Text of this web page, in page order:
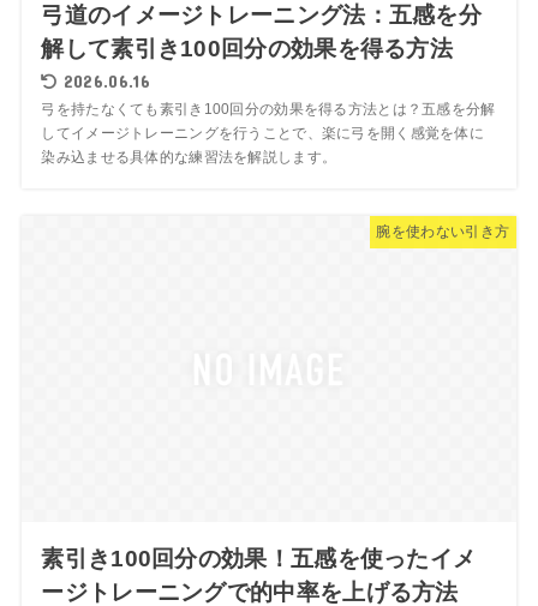
弓道のイメージトレーニング法：五感を分
解して素引き100回分の効果を得る方法
2026.06.16
弓を持たなくても素引き100回分の効果を得る方法とは？五感を分解
してイメージトレーニングを行うことで、楽に弓を開く感覚を体に
染み込ませる具体的な練習法を解説します。
腕を使わない引き方
素引き100回分の効果！五感を使ったイメ
ージトレーニングで的中率を上げる方法